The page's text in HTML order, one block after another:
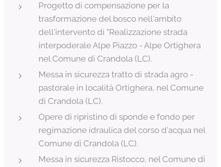
Progetto di compensazione per la
trasformazione del bosco nell'ambito
dell'intervento di "Realizzazione strada
interpoderale Alpe Piazzo - Alpe Ortighera
nel Comune di Crandola (LC).
Messa in sicurezza tratto di strada agro -
pastorale in località Ortighera, nel Comune
di Crandola (LC).
Opere di ripristino di sponde e fondo per
regimazione idraulica del corso d'acqua nel
Comune di Crandola (LC).
Messa in sicurezza Ristocco, nel Comune di